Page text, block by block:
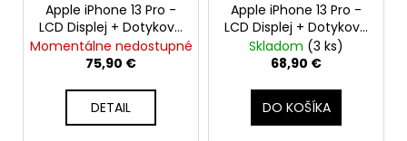
Apple iPhone 13 Pro -
LCD Displej + Dotyková
Plocha + Rám -
SmartPremium Soft
Momentálne nedostupné
75,90 €
DETAIL
Apple iPhone 13 Pro -
LCD Displej + Dotyková
Plocha + Rám -
SmartPremium Hard
Skladom (3 ks)
68,90 €
DO KOŠÍKA